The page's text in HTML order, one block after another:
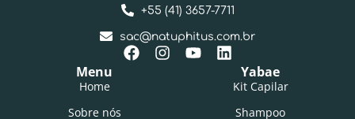
+55 (41) 3657-7711
sac@natuphitus.com.br
Menu
Home
Sobre nós
Yabae
Kit Capilar
Shampoo